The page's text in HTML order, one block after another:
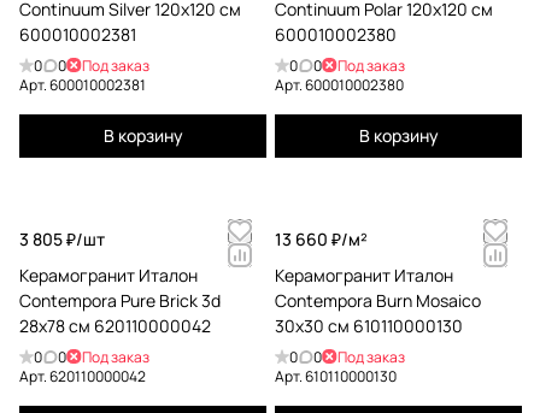
Continuum Silver 120x120 см
600010002381
0 0
Под заказ
Арт.600010002381
В корзину
Continuum Polar 120x120 см
600010002380
0 0
Под заказ
Арт.600010002380
В корзину
3 805 ₽/шт
Керамогранит Италон
Contempora Pure Brick 3d
28x78 см 620110000042
0 0
Под заказ
Арт.620110000042
13 660 ₽/м²
Керамогранит Италон
Contempora Burn Mosaico
30x30 см 610110000130
0 0
Под заказ
Арт.610110000130